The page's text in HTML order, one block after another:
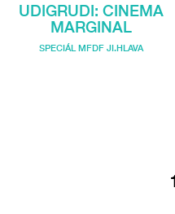
UDIGRUDI: CINEMA
MARGINAL
SPECIÁL MFDF JI.HLAVA